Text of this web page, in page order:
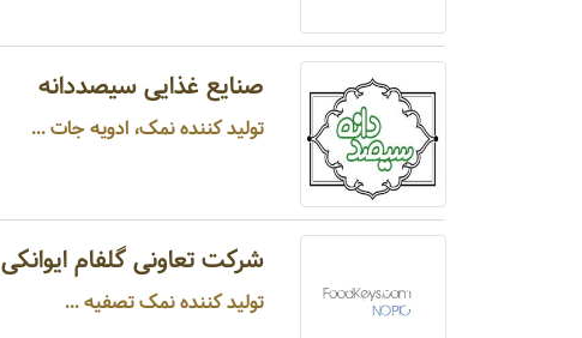
صنایع غذایی سیصددانه
تولید کننده نمک، ادویه جات ...
شرکت تعاونی گلفام ایوانکی
تولید کننده نمک تصفیه ...